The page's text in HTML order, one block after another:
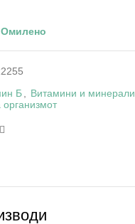
Омилено
Б Витамини и минерали